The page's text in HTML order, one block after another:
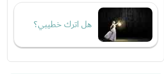
هل اترك خطيبي؟